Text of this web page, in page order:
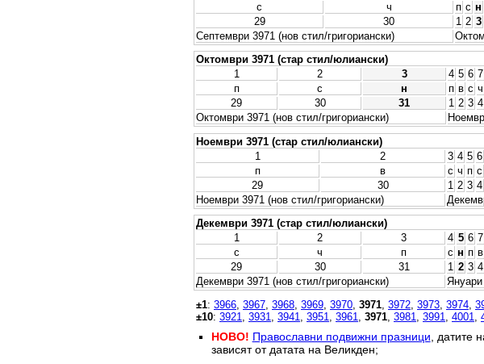
с
ч п с н
29
30 1 2 3
Септември 3971 (нов стил/григориански)
Октомври 3971 (стар стил/юлиански)
1
2 3 4 5 6 7
п
с н п в с ч
29
30 31 1 2 3 4
Октомври 3971 (нов стил/григориански)
Ноември 3971 (стар стил/юлиански)
1
2 3 4 5 6
п
в с ч п с
29
30 1 2 3 4
Ноември 3971 (нов стил/григориански)
Декември 3971 (стар стил/юлиански)
1
2 3 4 5 6 7
с
ч п с н п в
29
30 31 1 2 3 4
Декември 3971 (нов стил/григориански)
Януари
±1: 3966 3967 3968 3969 3970 3971 3972 3973 3974
±10: 3921 3931 3941 3951 3961 3971 3981 3991 4001
НОВО! Православни подвижни празници , датите
зависят от датата на Великден;